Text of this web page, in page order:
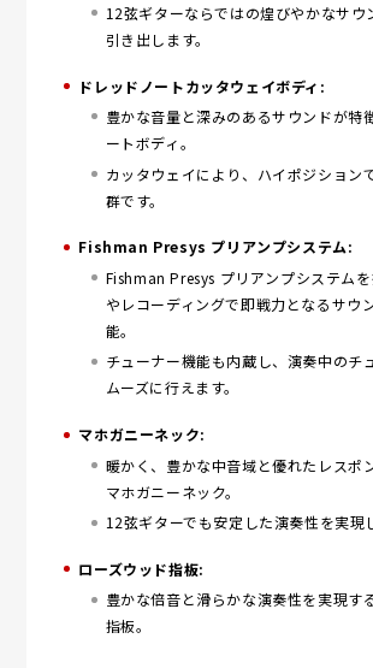
12弦ギターならではの煌びやかなサウ
引き出します。
ドレッドノートカッタウェイボディ:
豊かな音量と深みのあるサウンドが特
ートボディ。
カッタウェイにより、ハイポジション
群です。
Fishman Presys プリアンプシステム:
Fishman Presys プリアンプシステム
やレコーディングで即戦力となるサウ
能。
チューナー機能も内蔵し、演奏中のチ
ムーズに行えます。
マホガニーネック:
暖かく、豊かな中音域と優れたレスポ
マホガニーネック。
12弦ギターでも安定した演奏性を実現
ローズウッド指板:
豊かな倍音と滑らかな演奏性を実現す
指板。